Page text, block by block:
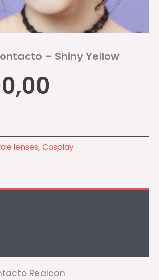
– Shiny Yellow
lenses,Cosplay
Realcon